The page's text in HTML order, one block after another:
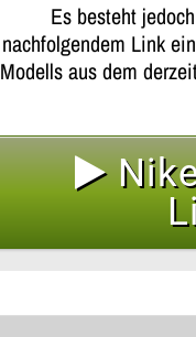
Es besteht
nachfolgendem Link
Modells aus dem